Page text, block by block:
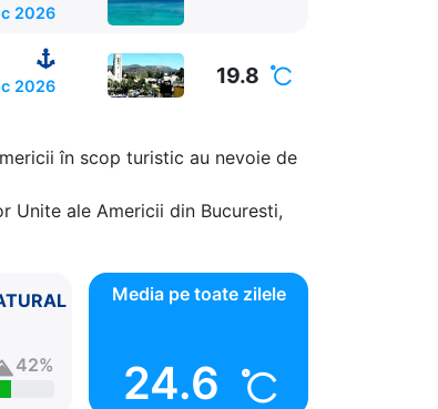
2026
2026 19.8
în scop turistic au nevoie de
Unite ale Americii din Bucuresti,
42%
Media pe toate zilele
24.6